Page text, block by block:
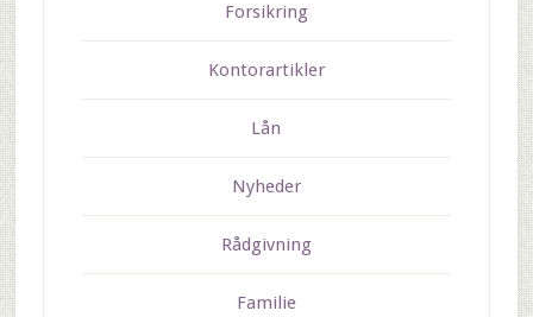
Forsikring
Kontorartikler
Lån
Nyheder
Rådgivning
Familie